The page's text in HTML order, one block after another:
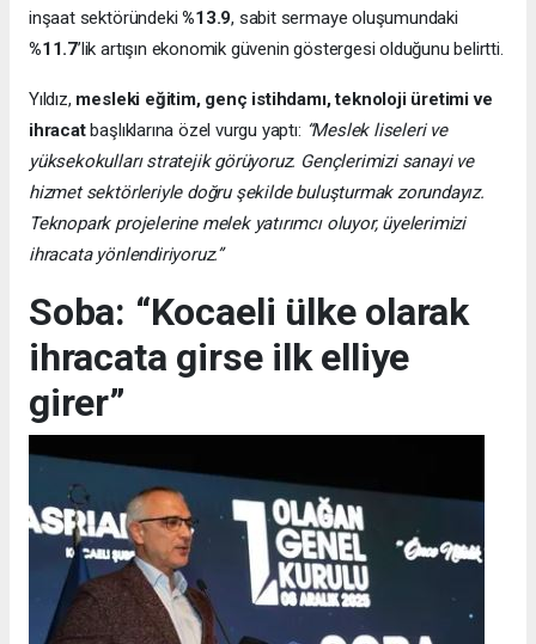
inşaat sektöründeki%13.9, sabit sermaye oluşumundaki
%11.7’lik artışın ekonomik güvenin göstergesi olduğunu belirtti.
Yıldız, mesleki eğitim, genç istihdamı, teknoloji üretimi ve
ihracatbaşlıklarına özel vurgu yaptı: “Meslek liseleri ve
yüksekokulları stratejik görüyoruz. Gençlerimizi sanayi ve
hizmet sektörleriyle doğru şekilde buluşturmak zorundayız.
Teknopark projelerine melek yatırımcı oluyor, üyelerimizi
ihracata yönlendiriyoruz.”
Soba: “Kocaeli ülke olarak
ihracata girse ilk elliye
girer”